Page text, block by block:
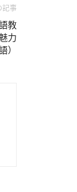
記事
教
力
）